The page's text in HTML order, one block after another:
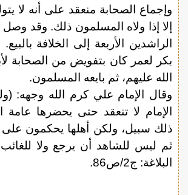
وإجماع الصحابة منعقد على أنه لا
إلا إذا ولاه المسلمون ذلك. وقد
الراشدين الأربعة إلى الخلافة
بكر لعمر كان بتفويض من الصحابة
الله عليهم، ثم بايعه المسلمون.
وقال الإمام علي كرم الله وجهه:
الإمام لا تنعقد حتى يحضرها عامة
ذلك سبيل، ولكن أهلها يحكمون
ثم ليس للشاهد أن يرجع ولا
البلاغة: ج2/ص86.